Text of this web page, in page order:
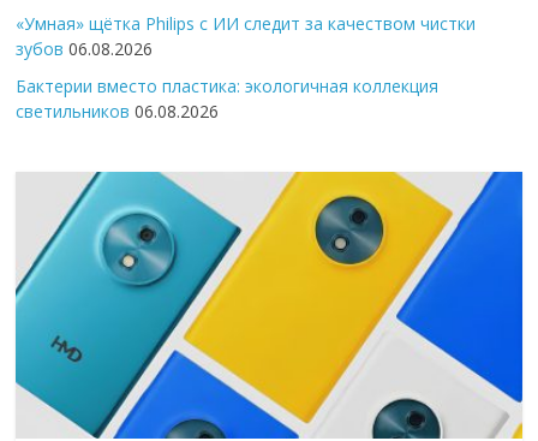
«Умная» щётка Philips с ИИ следит за качеством чистки
зубов 06.08.2026
Бактерии вместо пластика: экологичная коллекция
светильников 06.08.2026